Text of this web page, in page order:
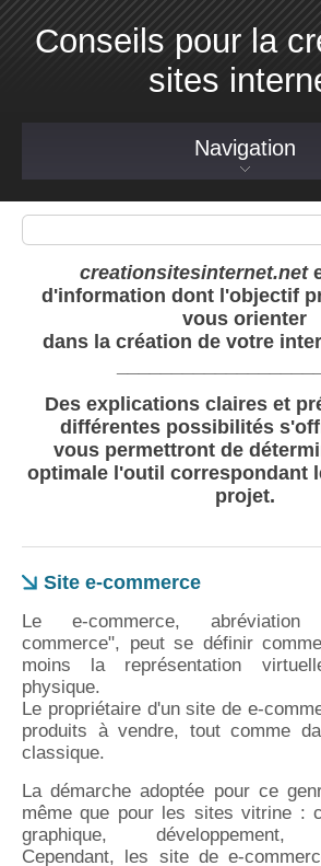
Conseils pour la
sites
Navigation
creationsitesinternet.net
d'information dont l'objectif
vous orienter
dans la création de votre
Des explications claires et
différentes possibilités
vous permettront de
optimale l'outil correspondant
projet.
Site e-commerce
Le e-commerce,
commerce", peut se définir
moins la représentation
physique.
Le propriétaire d'un site de e-
produits à vendre, tout comme
classique.
La démarche adoptée pour ce
même que pour les sites vitrine :
graphique,
Cependant, les site de e-